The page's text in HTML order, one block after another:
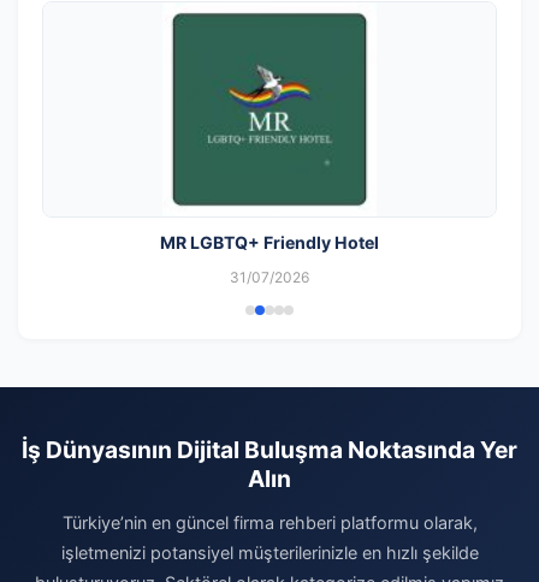
MR LGBTQ+ Friendly Hotel
31/07/2026
İş Dünyasının Dijital Buluşma Noktasında Yer
Alın
Türkiye’nin en güncel firma rehberi platformu olarak,
işletmenizi potansiyel müşterilerinizle en hızlı şekilde